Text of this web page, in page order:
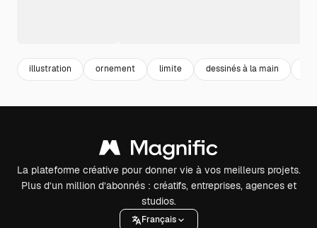
illustration ornement limite dessinés à la main
La plateforme créative pour donner vie à vos meilleurs projets.
Plus d’un million d’abonnés : créatifs, entreprises, agences et
studios.
Français